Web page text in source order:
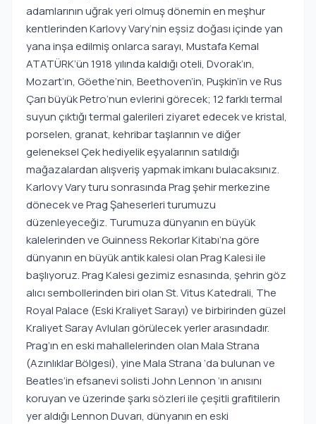
adamlarının uğrak yeri olmuş dönemin en meşhur
kentlerinden Karlovy Vary’nin eşsiz doğası içinde yan
yana inşa edilmiş onlarca sarayı, Mustafa Kemal
ATATÜRK’ün 1918 yılında kaldığı oteli, Dvorak’ın,
Mozart’ın, Göethe’nin, Beethoven’in, Puşkin’in ve Rus
Çarı büyük Petro’nun evlerini görecek; 12 farklı termal
suyun çıktığı termal galerileri ziyaret edecek ve kristal,
porselen, granat, kehribar taşlarının ve diğer
geleneksel Çek hediyelik eşyalarının satıldığı
mağazalardan alışveriş yapmak imkanı bulacaksınız.
Karlovy Vary turu sonrasında Prag şehir merkezine
dönecek ve Prag Şaheserleri turumuzu
düzenleyeceğiz. Turumuza dünyanın en büyük
kalelerinden ve Guinness Rekorlar Kitabı’na göre
dünyanın en büyük antik kalesi olan Prag Kalesi ile
başlıyoruz. Prag Kalesi gezimiz esnasında, şehrin göz
alıcı sembollerinden biri olan St. Vitus Katedrali, The
Royal Palace (Eski Kraliyet Sarayı) ve birbirinden güzel
Kraliyet Saray Avluları görülecek yerler arasındadır.
Prag’ın en eski mahallelerinden olan Mala Strana
(Azınlıklar Bölgesi), yine Mala Strana ‘da bulunan ve
Beatles’in efsanevi solisti John Lennon ‘ın anısını
koruyan ve üzerinde şarkı sözleri ile çeşitli grafitilerin
yer aldığı Lennon Duvarı, dünyanın en eski